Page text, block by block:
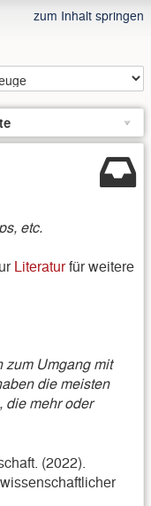
zum Inhalt springen
etc.
Literaturfür weitere
zum Umgang mit
die meisten
die mehr oder
(2022).